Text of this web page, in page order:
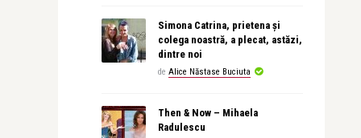
Simona Catrina, prietena și
colega noastră, a plecat, astăzi,
dintre noi
de Alice Năstase Buciuta
Then & Now – Mihaela
Radulescu